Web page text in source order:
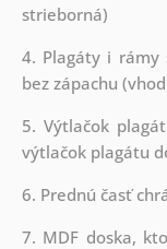
strieborná)
4. Plagáty i rámy
bez zápachu
5. Výtlačok
výtlačok plagátu
6. Prednú časť
7. MDF doska,